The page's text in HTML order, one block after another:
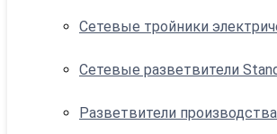
Сетевые тройники
Сетевые разветвители
Разветвители